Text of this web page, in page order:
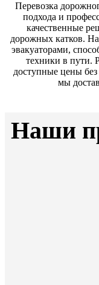
Перевозка
подхода и
качественные
дорожных катков.
эвакуаторами,
техники в пути.
доступные цены
мы
Наши